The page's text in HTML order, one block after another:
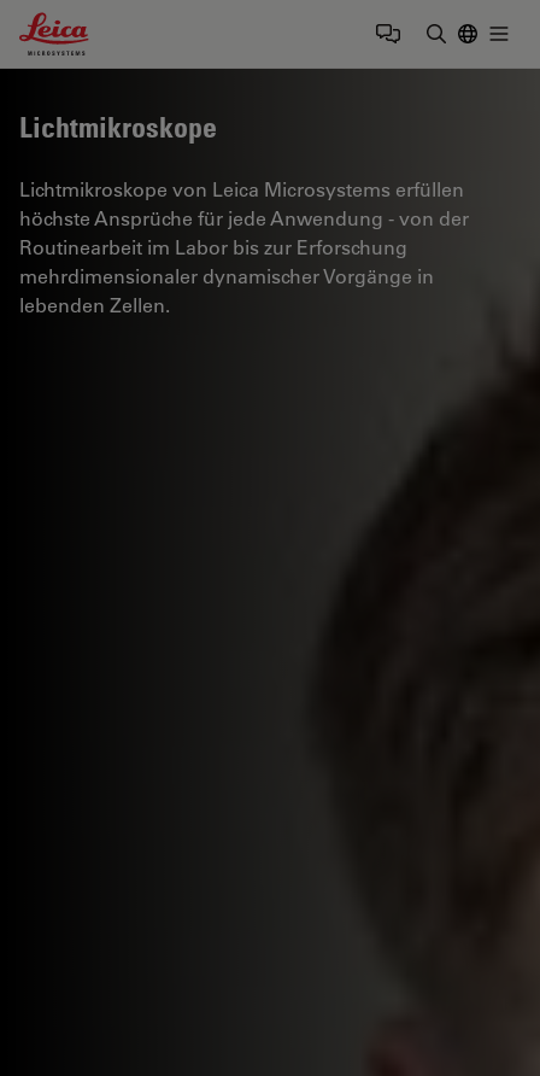
Leica Microsystems Logo
Lichtmikroskope
Lichtmikroskope von Leica Microsystems erfüllen
höchste Ansprüche für jede Anwendung - von der
Routinearbeit im Labor bis zur Erforschung
mehrdimensionaler dynamischer Vorgänge in
lebenden Zellen.